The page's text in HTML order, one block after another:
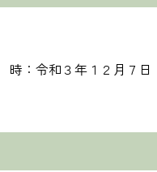
：令和３年１２月７